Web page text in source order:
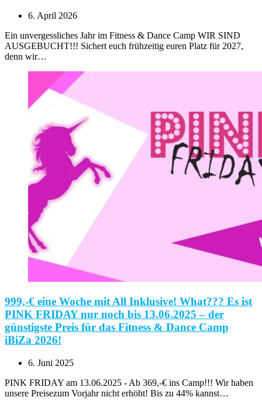
6. April 2026
Ein unvergessliches Jahr im Fitness & Dance Camp WIR SIND
AUSGEBUCHT!!! Sichert euch frühzeitig euren Platz für 2027,
denn wir…
999,-€ eine Woche mit All Inklusive! What??? Es ist
PINK FRIDAY nur noch bis 13.06.2025 – der
günstigste Preis für das Fitness & Dance Camp
iBiZa 2026!
6. Juni 2025
PINK FRIDAY am 13.06.2025 - Ab 369,-€ ins Camp!!! Wir haben
unsere Preisezum Vorjahr nicht erhöht! Bis zu 44% kannst…